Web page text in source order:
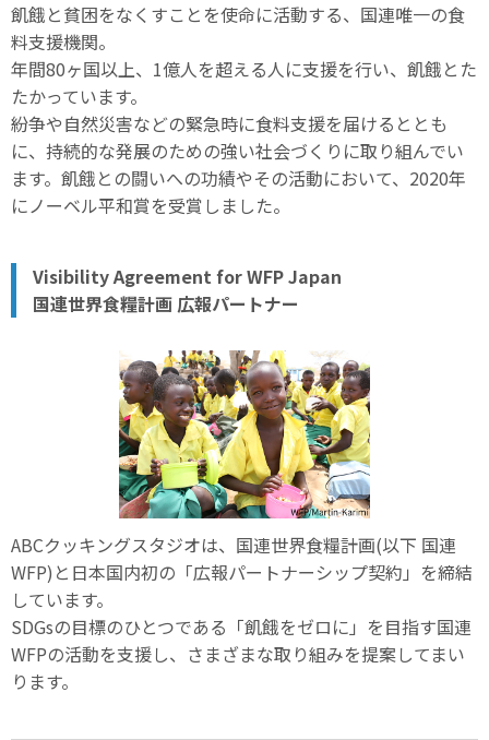
飢餓と貧困をなくすことを使命に活動する、国連唯一の食
料支援機関。
年間80ヶ国以上、1億人を超える人に支援を行い、飢餓とた
たかっています。
紛争や自然災害などの緊急時に食料支援を届けるととも
に、持続的な発展のための強い社会づくりに取り組んでい
ます。飢餓との闘いへの功績やその活動において、2020年
にノーベル平和賞を受賞しました。
Visibility Agreement for WFP Japan
国連世界食糧計画 広報パートナー
ABCクッキングスタジオは、国連世界食糧計画(以下 国連
WFP)と日本国内初の「広報パートナーシップ契約」を締結
しています。
SDGsの目標のひとつである「飢餓をゼロに」を目指す国連
WFPの活動を支援し、さまざまな取り組みを提案してまい
ります。